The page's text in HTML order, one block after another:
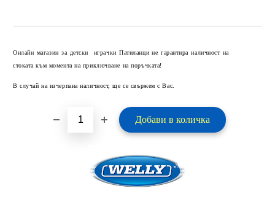
Онлайн магазин за детски играчки Патиланци не гарантира наличност на
стоката към момента на приключване на поръчката!
В случай на изчерпана наличност, ще се свържем с Вас.